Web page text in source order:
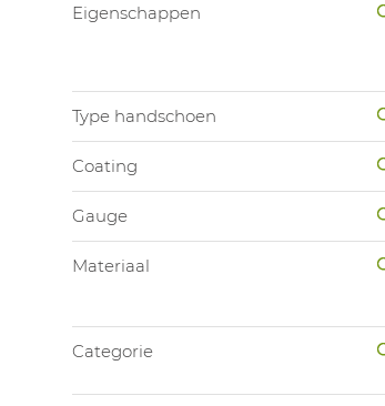
Eigenschappen
Type handschoen
Coating
Gauge
Materiaal
Categorie